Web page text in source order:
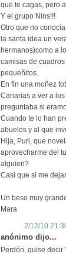
que te cagas, pero
Y el grupo Nins!!!
Otro que no
la santa idea un
hermanos)como a
camisas de
pequeñitos.
En fin una moñez
Canarias a ver a
preguntaba si
Cuando te lo han
abuelos y al que
Hija, Puri, que
aprovecharme del
alguien?
Casi que si me
Un beso muy
Mara
2/12/10
anónimo dijo...
Perdón, quise decir